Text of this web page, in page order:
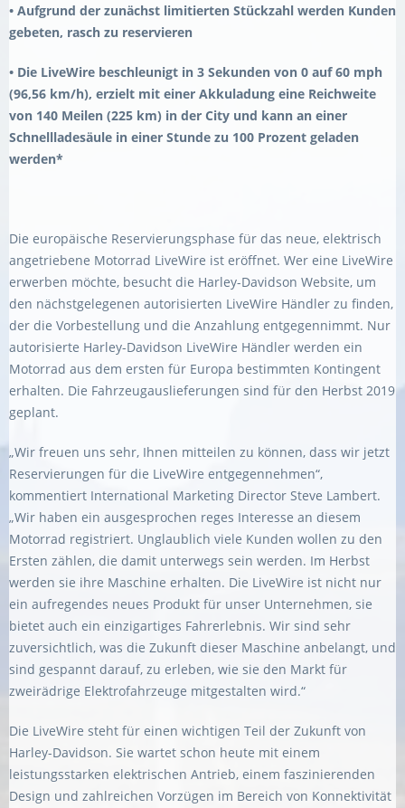
• Aufgrund der zunächst limitierten Stückzahl werden Kunden
gebeten, rasch zu reservieren
• Die LiveWire beschleunigt in 3 Sekunden von 0 auf 60 mph
(96,56 km/h), erzielt mit einer Akkuladung eine Reichweite
von 140 Meilen (225 km) in der City und kann an einer
Schnellladesäule in einer Stunde zu 100 Prozent geladen
werden*
Die europäische Reservierungsphase für das neue, elektrisch
angetriebene Motorrad LiveWire ist eröffnet. Wer eine LiveWire
erwerben möchte, besucht die Harley-Davidson Website, um
den nächstgelegenen autorisierten LiveWire Händler zu finden,
der die Vorbestellung und die Anzahlung entgegennimmt. Nur
autorisierte Harley-Davidson LiveWire Händler werden ein
Motorrad aus dem ersten für Europa bestimmten Kontingent
erhalten. Die Fahrzeugauslieferungen sind für den Herbst 2019
geplant.
„Wir freuen uns sehr, Ihnen mitteilen zu können, dass wir jetzt
Reservierungen für die LiveWire entgegennehmen“,
kommentiert International Marketing Director Steve Lambert.
„Wir haben ein ausgesprochen reges Interesse an diesem
Motorrad registriert. Unglaublich viele Kunden wollen zu den
Ersten zählen, die damit unterwegs sein werden. Im Herbst
werden sie ihre Maschine erhalten. Die LiveWire ist nicht nur
ein aufregendes neues Produkt für unser Unternehmen, sie
bietet auch ein einzigartiges Fahrerlebnis. Wir sind sehr
zuversichtlich, was die Zukunft dieser Maschine anbelangt, und
sind gespannt darauf, zu erleben, wie sie den Markt für
zweirädrige Elektrofahrzeuge mitgestalten wird.“
Die LiveWire steht für einen wichtigen Teil der Zukunft von
Harley-Davidson. Sie wartet schon heute mit einem
leistungsstarken elektrischen Antrieb, einem faszinierenden
Design und zahlreichen Vorzügen im Bereich von Konnektivität